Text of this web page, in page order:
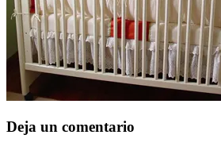
Deja un comentario